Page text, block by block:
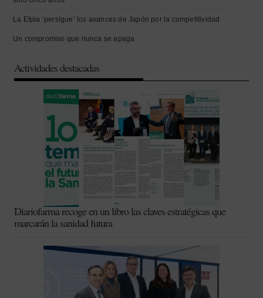
La Efpia ‘persigue’ los avances de Japón por la competitividad
Un compromiso que nunca se apaga
Actividades destacadas
Diariofarma recoge en un libro las claves estratégicas que
marcarán la sanidad futura